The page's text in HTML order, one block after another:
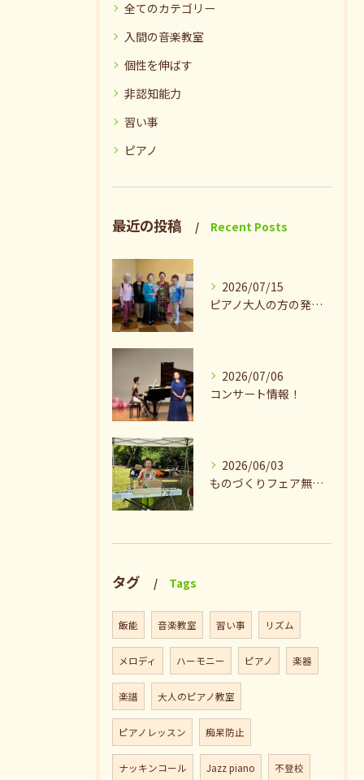
全てのカテゴリー
入間の音楽教室
個性を伸ばす
非認知能力
習い事
ピアノ
最近の投稿 Recent Posts
2026/07/15
ピアノ大人の方の発表会兼ねたお茶会🎵
2026/07/06
コンサート情報！
2026/06/03
ものづくりフェア無事終了♪ありがとうございました。
タグ Tags
飯能 音楽教室 習い事 リズム
メロディ ハーモニー ピアノ 楽器
楽譜 大人のピアノ教室
ピアノレッスン 痴呆防止
ナッキンコール Jazz piano 不登校